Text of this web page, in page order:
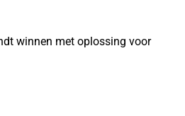
winnen met oplossing voor